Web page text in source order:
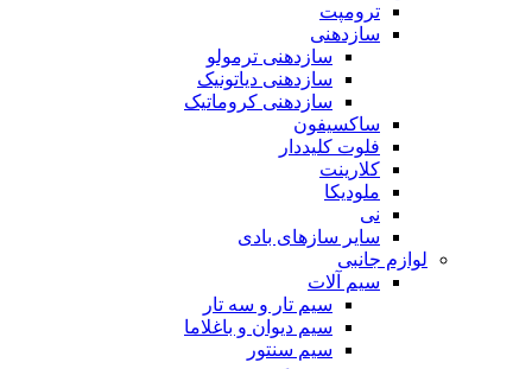
ترومپت
سازدهنی
سازدهنی ترمولو
سازدهنی دیاتونیک
سازدهنی کروماتیک
ساکسیفون
فلوت کلیددار
کلارینت
ملودیکا
نی
سایر سازهای بادی
لوازم جانبی
سیم آلات
سیم تار و سه تار
سیم دیوان و باغلاما
سیم سنتور